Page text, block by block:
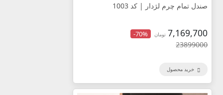
صندل تمام چرم لژدار | کد 1003
7,169,700 تومان -70%
23899000
خرید محصول